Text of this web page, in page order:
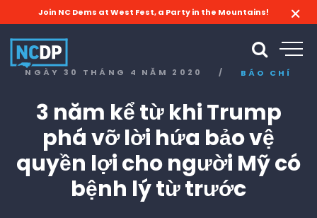
Join NC Dems at West Fest, a Party in the Mountains!
NGÀY 30 THÁNG 4 NĂM 2020 / BÁO CHÍ
3 năm kể từ khi Trump
phá vỡ lời hứa bảo vệ
quyền lợi cho người Mỹ có
bệnh lý từ trước